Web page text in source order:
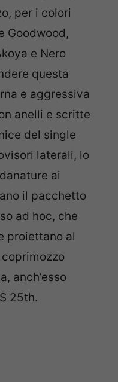
per i colori
Goodwood,
e Nero
questa
e aggressiva
anelli e scritte
del single
laterali, lo
ai
il pacchetto
ad hoc, che
proiettano al
anch’esso
25th.